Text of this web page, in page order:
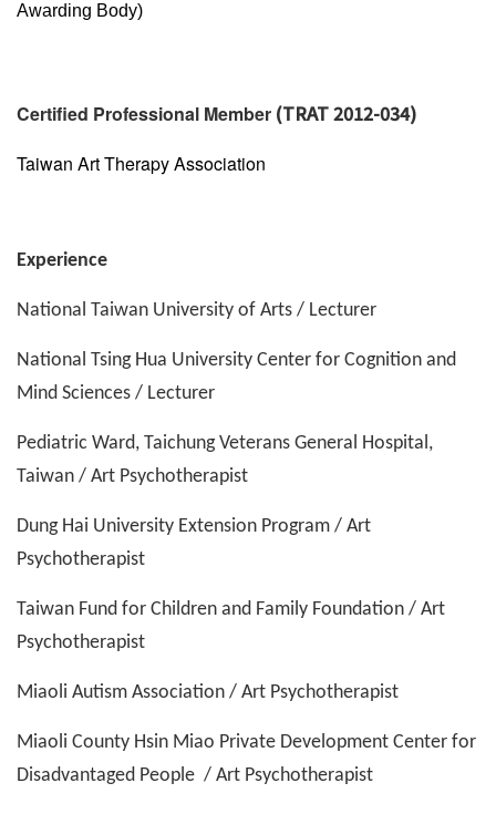
Awarding Body)
Certified Professional Member (TRAT 2012-034)
Taiwan Art Therapy Association
Experience
National Taiwan University of Arts / Lecturer
National Tsing Hua University Center for Cognition and
Mind Sciences / Lecturer
Pediatric Ward, Taichung Veterans General Hospital,
Taiwan / Art Psychotherapist
Dung Hai University Extension Program / Art
Psychotherapist
Taiwan Fund for Children and Family Foundation / Art
Psychotherapist
Miaoli Autism Association / Art Psychotherapist
Miaoli County Hsin Miao Private Development Center for
Disadvantaged People / Art Psychotherapist